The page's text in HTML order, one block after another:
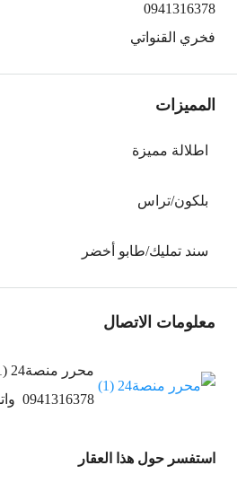
0941316378
فخري القنواتي
المميزات
اطلالة مميزة
بلكون/تراس
سند تمليك/طابو أخضر
معلومات الاتصال
محرر منصة24 (1)
0941316378
استفسر حول هذا العقار